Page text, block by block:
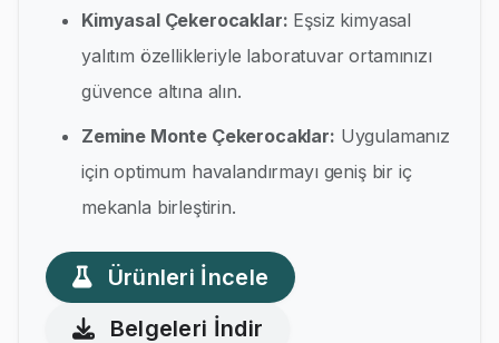
Kimyasal Çekerocaklar: Eşsiz kimyasal
yalıtım özellikleriyle laboratuvar ortamınızı
güvence altına alın.
Zemine Monte Çekerocaklar: Uygulamanız
için optimum havalandırmayı geniş bir iç
mekanla birleştirin.
Ürünleri İncele
Belgeleri İndir